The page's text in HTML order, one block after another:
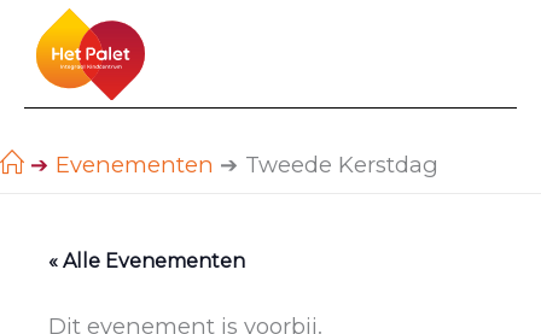
naar
Evenementen Tweede Kerstdag
« Alle Evenementen
Dit evenement is voorbij.